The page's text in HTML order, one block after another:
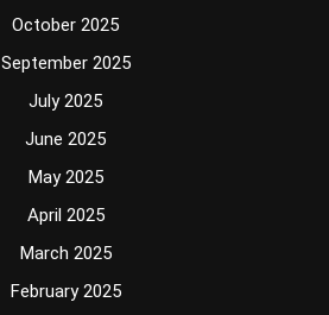
October 2025
September 2025
July 2025
June 2025
May 2025
April 2025
March 2025
February 2025